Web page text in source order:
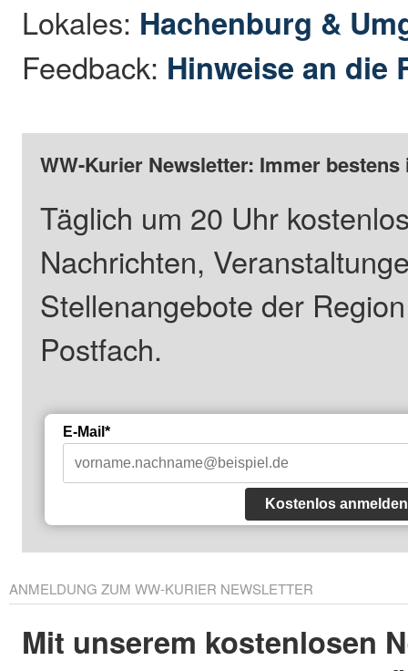
Lokales: Hachenburg &
Feedback: Hinweise an die
WW-Kurier Newsletter: Immer
Täglich um 20 Uhr
Nachrichten,
Stellenangebote der
Postfach.
E-Mail*
Kostenlos anmelden
ANMELDUNG ZUM WW-KURIER NEWSLETTER
Mit unserem kostenlosen